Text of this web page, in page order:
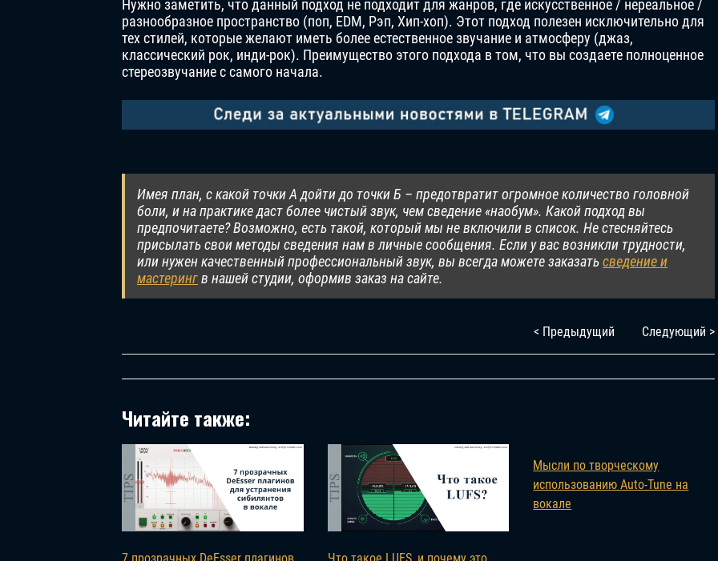
Нужно заметить, что данный подход не подходит для жанров, где искусственное / нереальное /
разнообразное пространство (поп, EDM, Рэп, Хип-хоп). Этот подход полезен исключительно для
тех стилей, которые желают иметь более естественное звучание и атмосферу (джаз,
классический рок, инди-рок). Преимущество этого подхода в том, что вы создаете полноценное
стереозвучание с самого начала.
Имея план, с какой точки А дойти до точки Б – предотвратит огромное количество головной
боли, и на практике даст более чистый звук, чем сведение «наобум». Какой подход вы
предпочитаете? Возможно, есть такой, который мы не включили в список. Не стесняйтесь
присылать свои методы сведения нам в личные сообщения. Если у вас возникли трудности,
или нужен качественный профессиональный звук, вы всегда можете заказатьсведение и
мастерингв нашей студии, оформив заказ на сайте.
< Предыдущий Следующий >
Читайте также:
7 прозрачных DeEsser плагинов Что такое LUFS, и почему это
Мысли по творческому
использованию Auto-Tune на
вокале